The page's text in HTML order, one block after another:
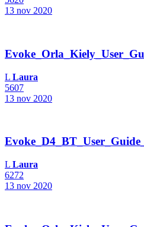
13 nov 2020
L Laura
5607
13 nov 2020
L Laura
6272
13 nov 2020